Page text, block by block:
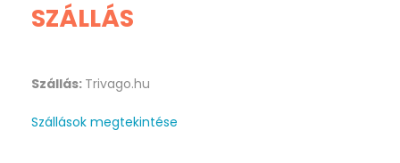
SZÁLLÁS
Szállás: Trivago.hu
Szállások megtekintése